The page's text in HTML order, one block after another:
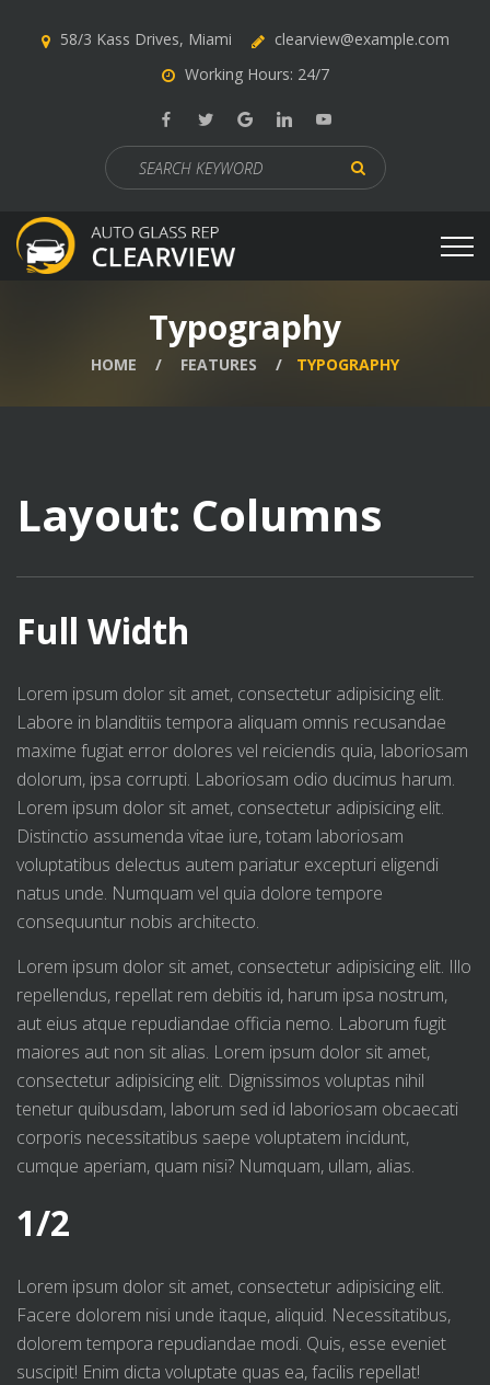
58/3 Kass Drives, Miami
clearview@example.com
Working Hours: 24/7
Search
for:
Typography
HOME FEATURES TYPOGRAPHY
Layout: Columns
Full Width
Lorem ipsum dolor sit amet, consectetur adipisicing elit.
Labore in blanditiis tempora aliquam omnis recusandae
maxime fugiat error dolores vel reiciendis quia, laboriosam
dolorum, ipsa corrupti. Laboriosam odio ducimus harum.
Lorem ipsum dolor sit amet, consectetur adipisicing elit.
Distinctio assumenda vitae iure, totam laboriosam
voluptatibus delectus autem pariatur excepturi eligendi
natus unde. Numquam vel quia dolore tempore
consequuntur nobis architecto.
Lorem ipsum dolor sit amet, consectetur adipisicing elit. Illo
repellendus, repellat rem debitis id, harum ipsa nostrum,
aut eius atque repudiandae officia nemo. Laborum fugit
maiores aut non sit alias. Lorem ipsum dolor sit amet,
consectetur adipisicing elit. Dignissimos voluptas nihil
tenetur quibusdam, laborum sed id laboriosam obcaecati
corporis necessitatibus saepe voluptatem incidunt,
cumque aperiam, quam nisi? Numquam, ullam, alias.
1/2
Lorem ipsum dolor sit amet, consectetur adipisicing elit.
Facere dolorem nisi unde itaque, aliquid. Necessitatibus,
dolorem tempora repudiandae modi. Quis, esse eveniet
suscipit! Enim dicta voluptate quas ea, facilis repellat!